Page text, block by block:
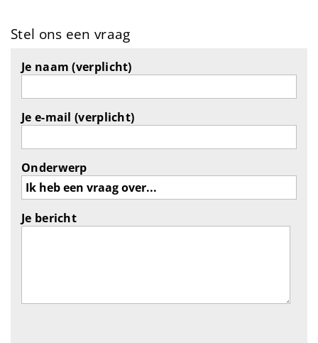
Stel ons een vraag
Je naam (verplicht)
Je e-mail (verplicht)
Onderwerp
Je bericht